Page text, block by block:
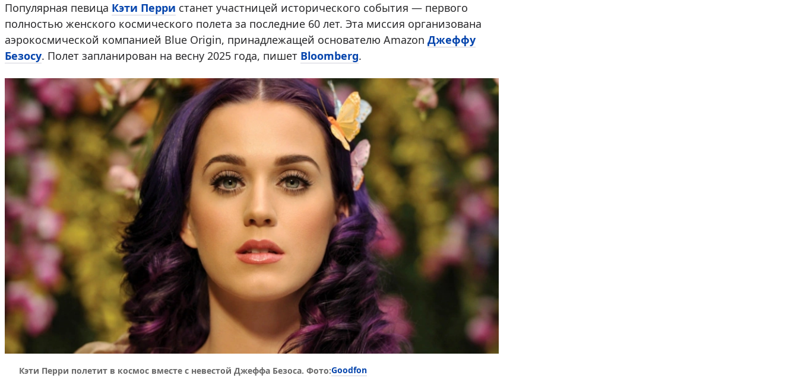
Популярная певица Кэти Перри станет участницей исторического события — первого
полностью женского космического полета за последние 60 лет. Эта миссия организована
аэрокосмической компанией Blue Origin, принадлежащей основателю Amazon Джеффу
Безосу. Полет запланирован на весну 2025 года, пишет Bloomberg.
Кэти Перри полетит в космос вместе с невестой Джеффа Безоса. Фото:Goodfon